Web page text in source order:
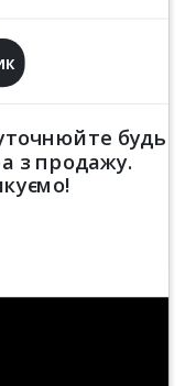
будь
з продажу.